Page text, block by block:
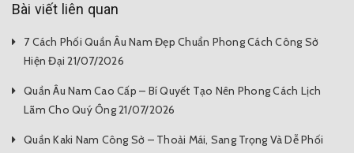
Bài viết liên quan
7 Cách Phối Quần Âu Nam Đẹp Chuẩn Phong Cách Công Sở
Hiện Đại 21/07/2026
Quần Âu Nam Cao Cấp – Bí Quyết Tạo Nên Phong Cách Lịch
Lãm Cho Quý Ông 21/07/2026
Quần Kaki Nam Công Sở – Thoải Mái, Sang Trọng Và Dễ Phối